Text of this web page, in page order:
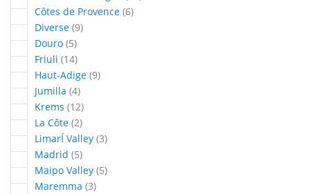
Côtes de Provence 6articles
Diverse 9articles
Douro 5articles
Friuli 14articles
Haut-Adige 9articles
Jumilla 4articles
Krems 12articles
La Côte 2articles
LimarÍ Valley 3articles
Madrid 5articles
Maipo Valley 5articles
Maremma 3articles